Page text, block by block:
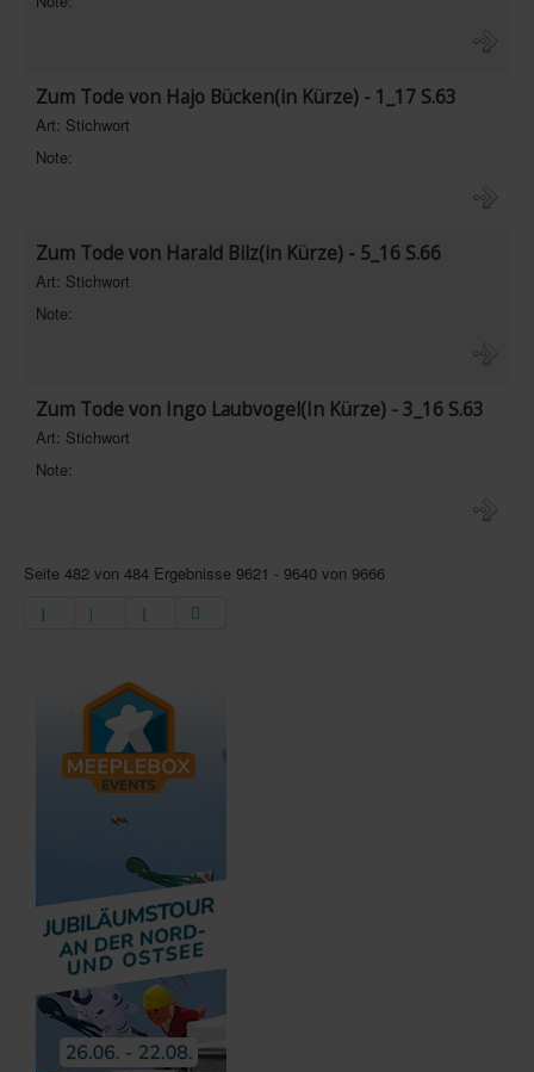
Zum Tode von Hajo Bücken(in Kürze) - 1_17 S.63
Art: Stichwort
Note:
Zum Tode von Harald Bilz(in Kürze) - 5_16 S.66
Art: Stichwort
Note:
Zum Tode von Ingo Laubvogel(In Kürze) - 3_16 S.63
Art: Stichwort
Note:
Seite 482 von 484 Ergebnisse 9621 - 9640 von 9666